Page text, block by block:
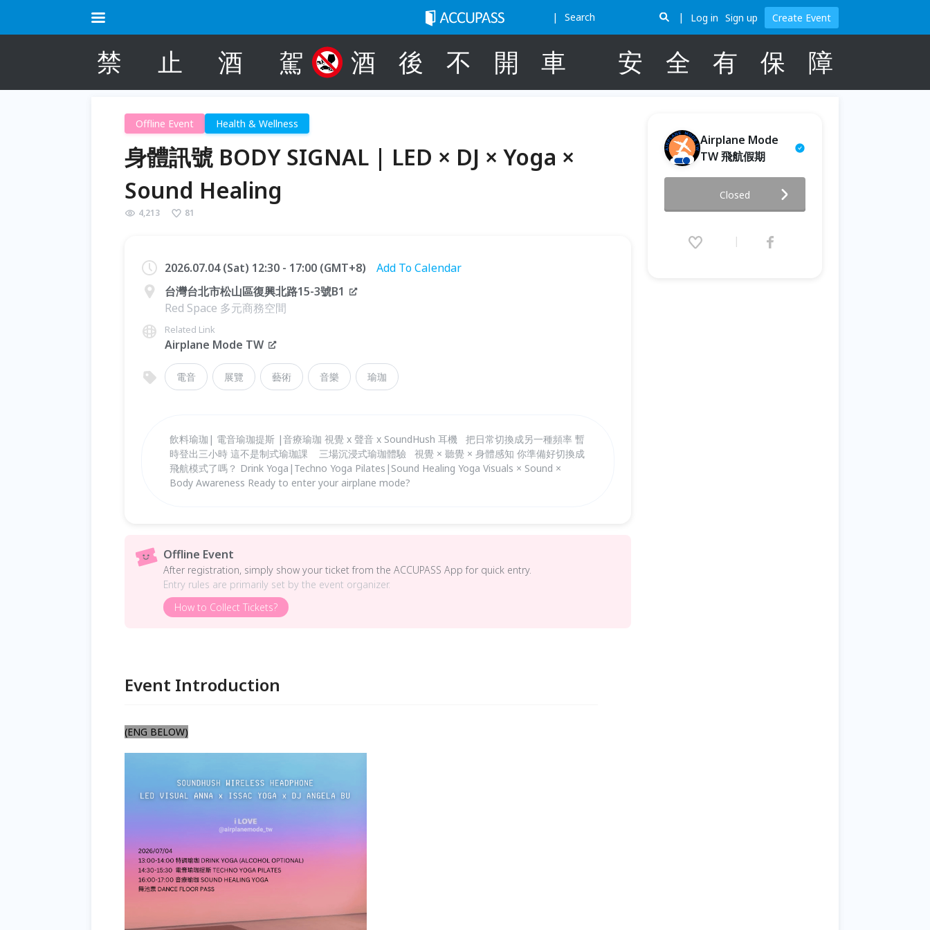
Search Log in Sign up Create Event
禁 止 酒 駕 酒 後 不 開 車 安 全 有 保 障
Offline Event Health & Wellness
身體訊號 BODY SIGNAL | LED × DJ × Yoga ×
Sound Healing
4,213 81
2026.07.04 (Sat) 12:30 - 17:00 (GMT+8)
Add To Calendar
台灣台北市松山區復興北路15-3號B1
Red Space 多元商務空間
Related Link
Airplane Mode TW
電音 展覽 藝術 音樂 瑜珈
飲料瑜珈| 電音瑜珈提斯 |音療瑜珈 視覺 x 聲音 x SoundHush 耳機 把日常切換成另一種頻率 暫
時登出三小時 這不是制式瑜珈課 三場沉浸式瑜珈體驗 視覺 × 聽覺 × 身體感知 你準備好切換成
飛航模式了嗎？ Drink Yoga|Techno Yoga Pilates|Sound Healing Yoga Visuals × Sound ×
Body Awareness Ready to enter your airplane mode?
Offline Event
After registration, simply show your ticket from the ACCUPASS App for quick entry.
Entry rules are primarily set by the event organizer.
How to Collect Tickets?
Event Introduction
(ENG BELOW)
Airplane Mode
TW 飛航假期
× DJ × Yoga × Sound Healing
2026.07.04 (Sat) 12:30 - 17:00
Closed